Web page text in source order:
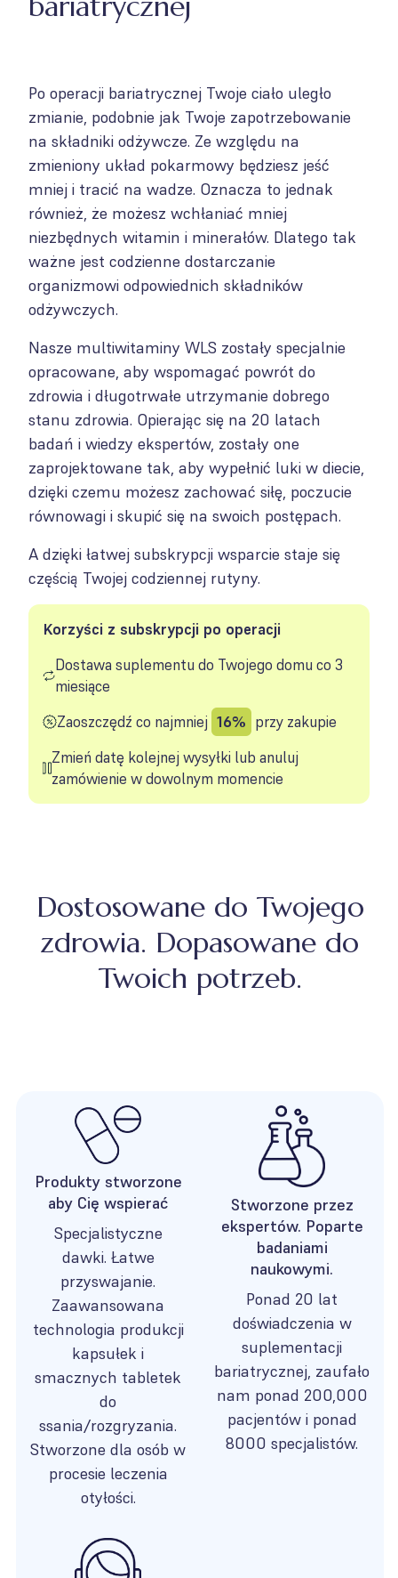
Po operacji bariatrycznej Twoje ciało uległo
zmianie, podobnie jak Twoje zapotrzebowanie
na składniki odżywcze. Ze względu na
zmieniony układ pokarmowy będziesz jeść
mniej i tracić na wadze. Oznacza to jednak
również, że możesz wchłaniać mniej
niezbędnych witamin i minerałów. Dlatego tak
ważne jest codzienne dostarczanie
organizmowi odpowiednich składników
odżywczych.
Nasze multiwitaminy WLS zostały specjalnie
opracowane, aby wspomagać powrót do
zdrowia i długotrwałe utrzymanie dobrego
stanu zdrowia. Opierając się na 20 latach
badań i wiedzy ekspertów, zostały one
zaprojektowane tak, aby wypełnić luki w diecie,
dzięki czemu możesz zachować siłę, poczucie
równowagi i skupić się na swoich postępach.
A dzięki łatwej subskrypcji wsparcie staje się
częścią Twojej codziennej rutyny.
Korzyści z subskrypcji po operacji
Dostawa suplementu do Twojego domu co 3
miesiące
Zaoszczędź co najmniej 16% przy zakupie
Zmień datę kolejnej wysyłki lub anuluj
zamówienie w dowolnym momencie
Dostosowane do Twojego
zdrowia. Dopasowane do
Twoich potrzeb.
Specjalistyczne
dawki. Łatwe
przyswajanie.
Zaawansowana
technologia produkcji
kapsułek i
smacznych tabletek
do
ssania/rozgryzania.
Stworzone dla osób w
procesie leczenia
otyłości.
Produkty stworzone
aby Cię wspierać
Ponad 20 lat
doświadczenia w
suplementacji
bariatrycznej, zaufało
nam ponad 200,000
pacjentów i ponad
8000 specjalistów.
Stworzone przez
ekspertów. Poparte
badaniami
naukowymi.